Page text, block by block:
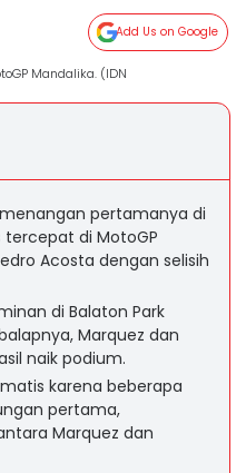
Add Us on Google
Mandalika. (IDN
pertamanya di
di MotoGP
Acosta dengan selisih
di Balaton Park
Marquez dan
naik podium.
karena beberapa
pertama,
Marquez dan